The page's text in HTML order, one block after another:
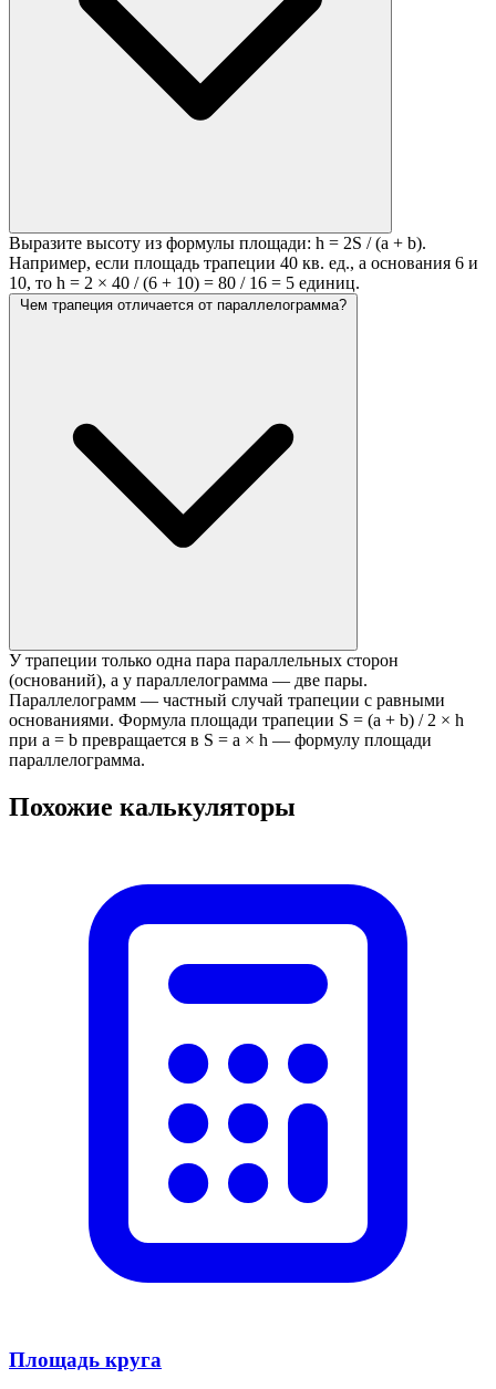
Выразите высоту из формулы площади: h = 2S / (a + b).
Например, если площадь трапеции 40 кв. ед., а основания 6 и
10, то h = 2 × 40 / (6 + 10) = 80 / 16 = 5 единиц.
Чем трапеция отличается от параллелограмма?
У трапеции только одна пара параллельных сторон
(оснований), а у параллелограмма — две пары.
Параллелограмм — частный случай трапеции с равными
основаниями. Формула площади трапеции S = (a + b) / 2 × h
при a = b превращается в S = a × h — формулу площади
параллелограмма.
Похожие калькуляторы
Площадь круга